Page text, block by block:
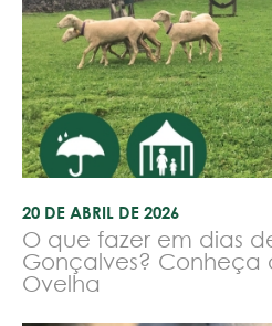
20 DE ABRIL DE 2026
O que fazer em dias
Gonçalves? Conheça
Ovelha